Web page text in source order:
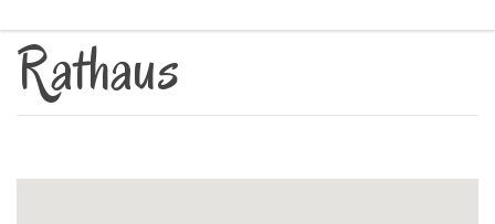
Rathaus